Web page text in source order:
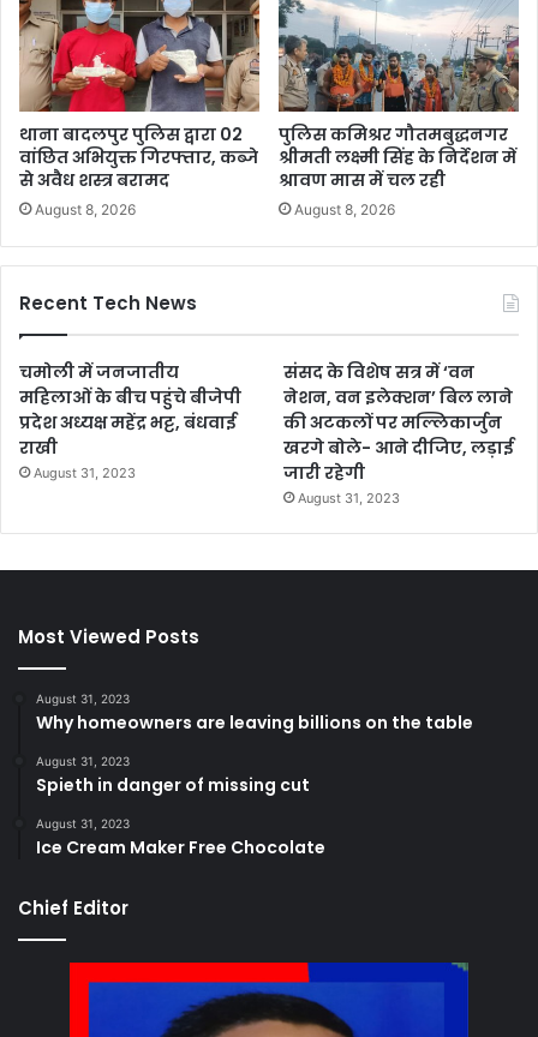
थाना बादलपुर पुलिस द्वारा 02
वांछित अभियुक्त गिरफ्तार, कब्जे
से अवैध शस्त्र बरामद
August 8, 2026
पुलिस कमिश्रर गौतमबुद्धनगर
श्रीमती लक्ष्मी सिंह के निर्देशन में
श्रावण मास में चल रही
August 8, 2026
Recent Tech News
चमोली में जनजातीय
महिलाओं के बीच पहुंचे बीजेपी
प्रदेश अध्यक्ष महेंद्र भट्ट, बंधवाई
राखी
August 31, 2023
संसद के विशेष सत्र में ‘वन
नेशन, वन इलेक्शन’ बिल लाने
की अटकलों पर मल्लिकार्जुन
खरगे बोले- आने दीजिए, लड़ाई
जारी रहेगी
August 31, 2023
Most Viewed Posts
August 31, 2023
Why homeowners are leaving billions on the table
August 31, 2023
Spieth in danger of missing cut
August 31, 2023
Ice Cream Maker Free Chocolate
Chief Editor